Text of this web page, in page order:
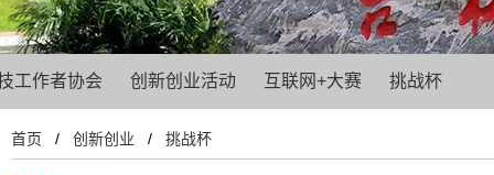
工作者协会 创新创业活动 互联网+大赛 挑战杯
首页 / 创新创业 / 挑战杯